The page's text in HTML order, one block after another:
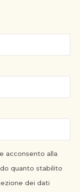
acconsento alla
quanto stabilito
dei dati